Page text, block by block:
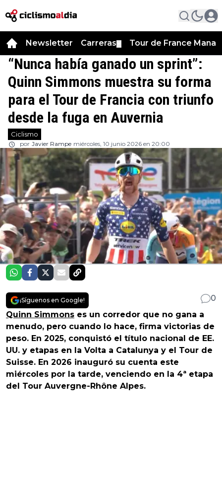
Newsletter Carreras Tour de France
“Nunca había ganado un sprint”:
Quinn Simmons muestra su forma
para el Tour de Francia con triunfo
desde la fuga en Auvernia
Ciclismo
por Javier Rampe miércoles, 10 junio 2026 en 20:00
¡Síguenos en Google!
0
Quinn Simmons es un corredor que no gana a
menudo, pero cuando lo hace, firma victorias de
peso. En 2025, conquistó el título nacional de EE.
UU. y etapas en la Volta a Catalunya y el Tour de
Suisse. En 2026 inauguró su cuenta este
miércoles por la tarde, venciendo en la 4ª etapa
del Tour Auvergne-Rhône Alpes.